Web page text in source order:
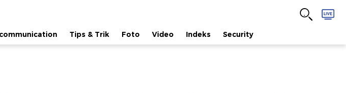
Tips & Trik Foto Video Indeks Security